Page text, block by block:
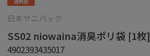
日本サニパック
SS02 niowaina消臭ポリ袋 [1枚]
4902393435017